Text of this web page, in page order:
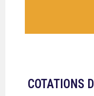
COTATIONS